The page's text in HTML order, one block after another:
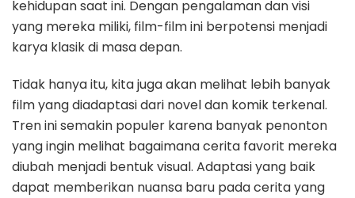
kehidupan saat ini. Dengan pengalaman dan visi
yang mereka miliki, film-film ini berpotensi menjadi
karya klasik di masa depan.
Tidak hanya itu, kita juga akan melihat lebih banyak
film yang diadaptasi dari novel dan komik terkenal.
Tren ini semakin populer karena banyak penonton
yang ingin melihat bagaimana cerita favorit mereka
diubah menjadi bentuk visual. Adaptasi yang baik
dapat memberikan nuansa baru pada cerita yang